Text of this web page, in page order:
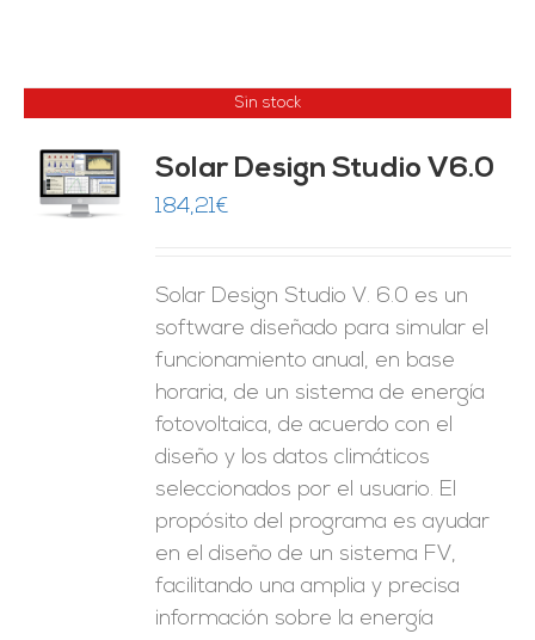
Sin stock
Solar Design Studio V6.0
184,21€
Solar Design Studio V. 6.0 es un
software diseñado para simular el
funcionamiento anual, en base
horaria, de un sistema de energía
fotovoltaica, de acuerdo con el
diseño y los datos climáticos
seleccionados por el usuario. El
propósito del programa es ayudar
en el diseño de un sistema FV,
facilitando una amplia y precisa
información sobre la energía